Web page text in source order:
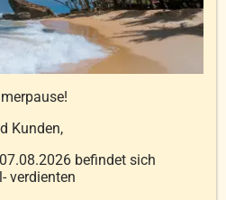
und EU-weite Lieferung
& schnelle
oder Problemen
Kunden,
befindet sich
verdienten